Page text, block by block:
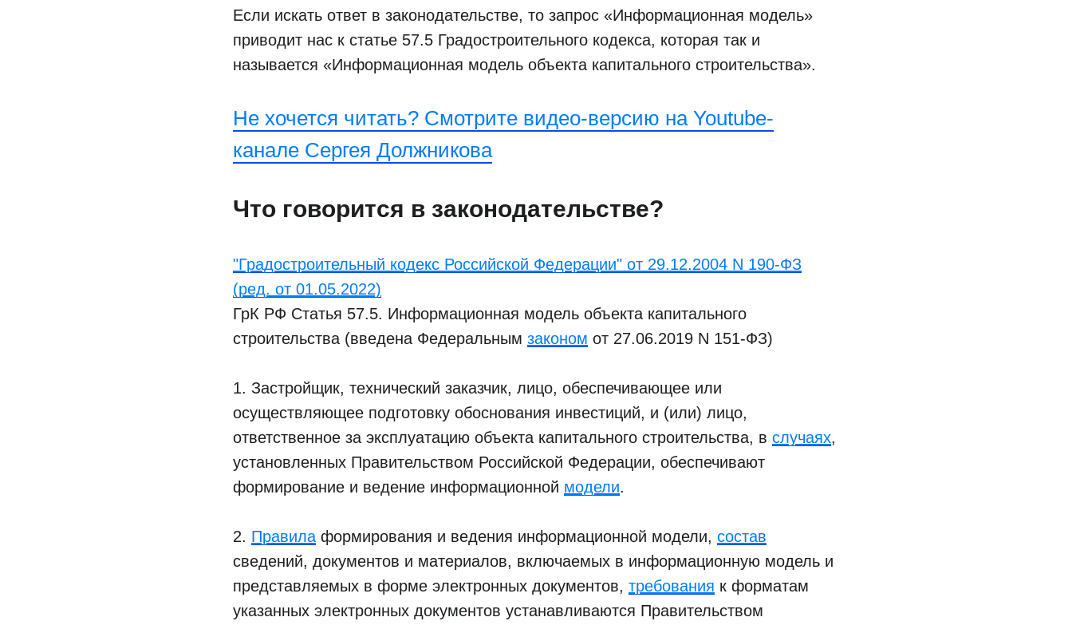
Если искать ответ в законодательстве, то запрос «Информационная модель»
приводит нас к статье 57.5 Градостроительного кодекса, которая так и
называется «Информационная модель объекта капитального строительства».
Не хочется читать? Смотрите видео-версию на Youtube-
канале Сергея Должникова
Что говорится в законодательстве?
"Градостроительный кодекс Российской Федерации" от 29.12.2004 N 190-ФЗ
(ред. от 01.05.2022)
ГрК РФ Статья 57.5. Информационная модель объекта капитального
строительства (введена Федеральным законом от 27.06.2019 N 151-ФЗ)
1. Застройщик, технический заказчик, лицо, обеспечивающее или
осуществляющее подготовку обоснования инвестиций, и (или) лицо,
ответственное за эксплуатацию объекта капитального строительства, в случаях,
установленных Правительством Российской Федерации, обеспечивают
формирование и ведение информационной модели.
2. Правила формирования и ведения информационной модели, состав
сведений, документов и материалов, включаемых в информационную модель и
представляемых в форме электронных документов, требования к форматам
указанных электронных документов устанавливаются Правительством